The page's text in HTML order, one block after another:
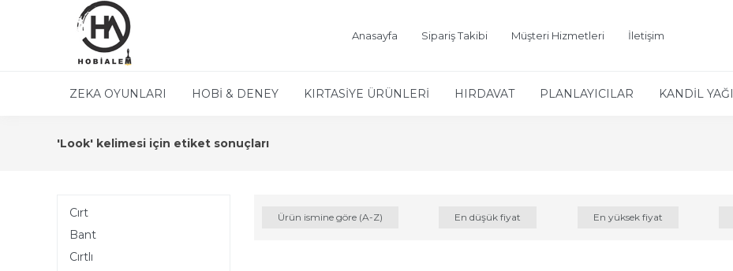
Anasayfa Sipariş Takibi Müşteri Hizmetleri İletişim
ZEKA OYUNLARI HOBİ & DENEY KIRTASİYE ÜRÜNLERİ HIRDAVAT PLANLAYICILAR KANDİL YAĞI
'Look' kelimesi için etiket sonuçları
Cırt
Bant
Cırtlı
Ürün ismine göre (A-Z) En düşük fiyat En yüksek fiyat